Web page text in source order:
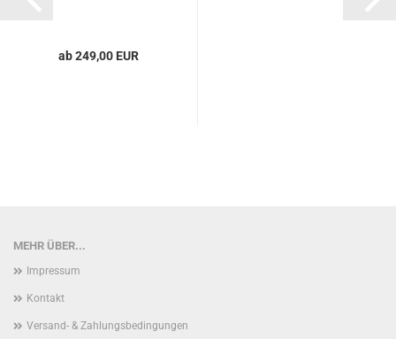
ab 249,00 EUR
MEHR ÜBER...
Impressum
Kontakt
Versand- & Zahlungsbedingungen